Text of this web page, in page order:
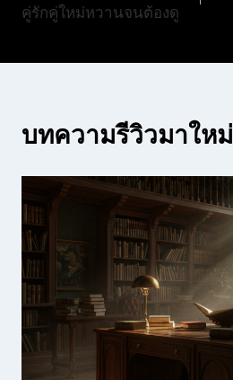
คู่รักคู่ใหม่หวานจนต้องดู
บทความรีวิวมาใหม่